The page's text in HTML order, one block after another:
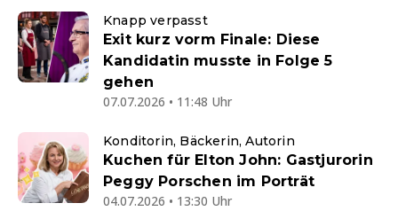
Knapp verpasst
Exit kurz vorm Finale: Diese
Kandidatin musste in Folge 5
gehen
07.07.2026 • 11:48 Uhr
Konditorin, Bäckerin, Autorin
Kuchen für Elton John: Gastjurorin
Peggy Porschen im Porträt
04.07.2026 • 13:30 Uhr